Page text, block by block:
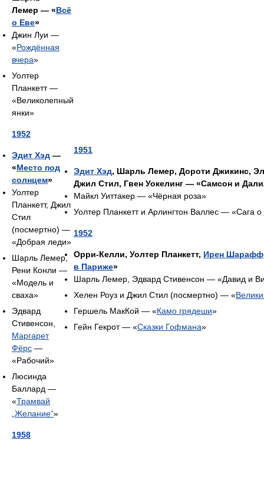
Лемер — «Всё
о Еве»
Джин Луи —
«Рождённая
вчера»
Уолтер
Планкетт —
«Великолепный
янки»
1952
Эдит Хэд —
«Место под
солнцем»
Уолтер
Планкетт, Джил
Стил
(посмертно) —
«Добрая леди»
Шарль Лемер,
Рени Конли —
«Модель и
сваха»
Эдвард
Стивенсон,
Маргарет
Фёрс —
«Рабочий»
Люсинда
Баллард —
«Трамвай
„Желание“»
1951
Эдит Хэд, Шарль Лемер, Дороти Джикинс,
Джил Стил, Гвен Уокелинг — «Самсон и
Майкл Уиттакер — «Чёрная роза»
Уолтер Планкетт и Арлингтон Валлес — «Сага
1952
Орри-Келли, Уолтер Планкетт, Ирен Шарафф
в Париже»
Шарль Лемер, Эдвард Стивенсон — «Давид и
Хелен Роуз и Джил Стил (посмертно) — «
Гершель МакКой — «Камо грядеши»
Гейн Гекрот — «Сказки Гофмана»
1958